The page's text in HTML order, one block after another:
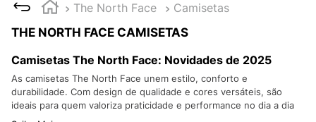
The North Face
Camisetas
THE NORTH FACE CAMISETAS
Camisetas The North Face: Novidades de 2025
As camisetas The North Face unem estilo, conforto e
durabilidade. Com design de qualidade e cores versáteis, são
ideais para quem valoriza praticidade e performance no dia a dia
8º
VANS TÊNIS VANS ULTRARANGE
9 º
VEJA COUNTRY